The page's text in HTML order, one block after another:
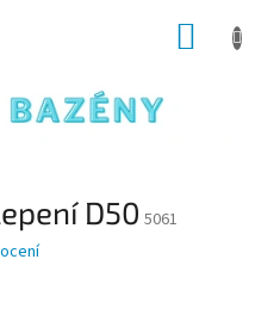
D50 5061
z 5 hvězdiček.